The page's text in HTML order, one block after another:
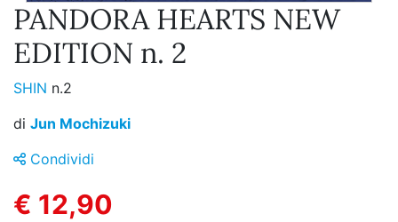
PANDORA HEARTS NEW
EDITION n. 2
SHIN n.2
di Jun Mochizuki
Condividi
€ 12,90